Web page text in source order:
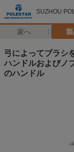
SUZHOU
家へ
弓によってブラシ
ハンドルおよびノ
のハンドル